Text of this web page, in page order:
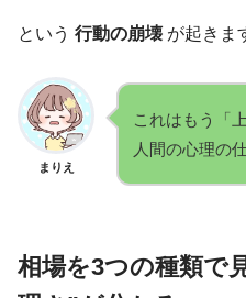
という 行動の崩壊が起きま
まりえ
これはもう「
人間の心理の
相場を3つの種類で